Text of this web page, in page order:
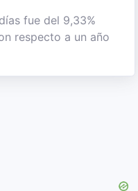
fue del 9,33%
respecto a un año